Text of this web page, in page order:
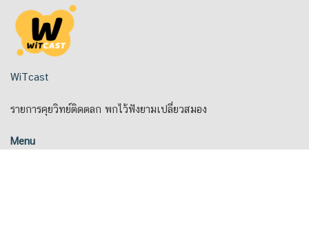
content
WiTcast
รายการคุยวิทย์ติดตลก พกไว้ฟังยามเปลี่ยวสมอง
Menu